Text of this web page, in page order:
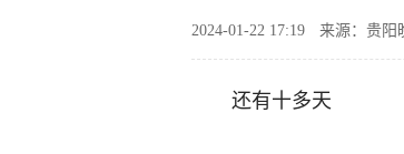
2024-01-22 17:19 来源：贵阳
还有十多天